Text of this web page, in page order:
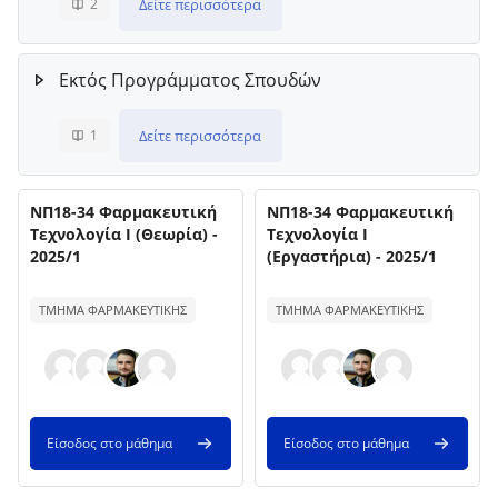
2
Εκτός Προγράμματος Σπουδών
1 Δείτε περισσότερα
Εικόνα μαθήματος
Όνομα μαθήματος
ΝΠ18-34 Φαρμακευτική
Τεχνολογία Ι (Θεωρία) -
2025/1
ΤΜΗΜΑ ΦΑΡΜΑΚΕΥΤΙΚΗΣ
Είσοδος στο μάθημα
Εικόνα μαθήματος
Όνομα μαθήματος
ΝΠ18-34 Φαρμακευτική
Τεχνολογία Ι
(Εργαστήρια) - 2025/1
ΤΜΗΜΑ ΦΑΡΜΑΚΕΥΤΙΚΗΣ
Είσοδος στο μάθημα